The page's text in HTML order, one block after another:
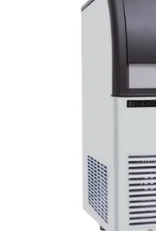
PRIVACY